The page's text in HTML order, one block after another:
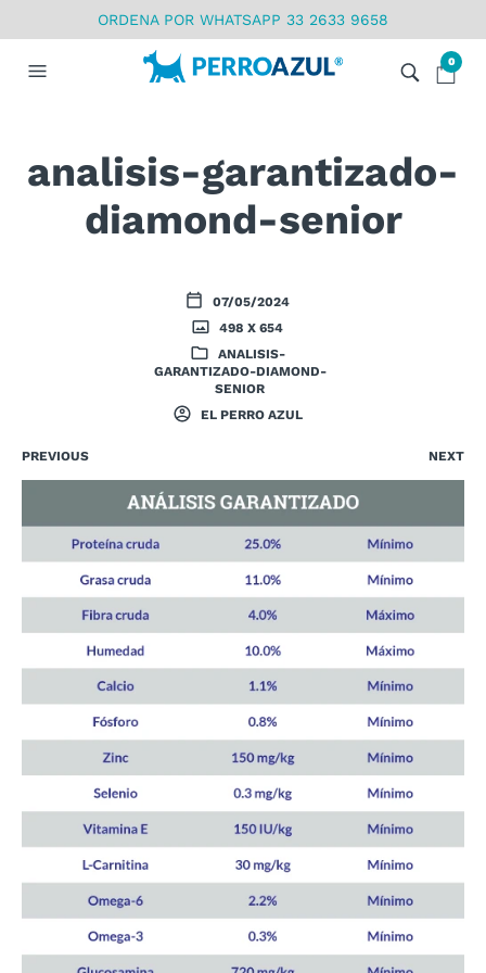
ORDENA POR WHATSAPP 33 2633 9658
0
analisis-garantizado-
diamond-senior
07/05/2024
498 X 654
ANALISIS-
GARANTIZADO-DIAMOND-
SENIOR
EL PERRO AZUL
PREVIOUS NEXT